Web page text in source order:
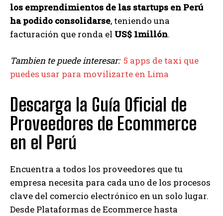
los emprendimientos de las startups en Perú
ha podido consolidarse, teniendo una
facturación que ronda el US$ 1millón.
Tambien te puede interesar: 5 apps de taxi que
puedes usar para movilizarte en Lima
Descarga la Guía Oficial de
Proveedores de Ecommerce
en el Perú
Encuentra a todos los proveedores que tu
empresa necesita para cada uno de los procesos
clave del comercio electrónico en un solo lugar.
Desde Plataformas de Ecommerce hasta